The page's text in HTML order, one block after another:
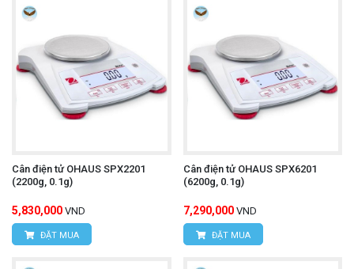
Cân điện tử OHAUS SPX2201
(2200g, 0.1g)
5,830,000 VND
ĐẶT MUA
Cân điện tử OHAUS SPX6201
(6200g, 0.1g)
7,290,000 VND
ĐẶT MUA